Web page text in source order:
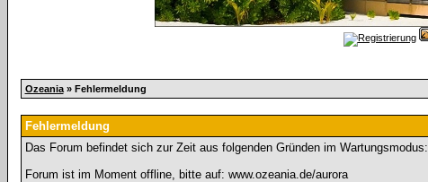
Ozeania» Fehlermeldung
Fehlermeldung
Das Forum befindet sich zur Zeit aus folgenden Gründen im Wartungsmodus:
Forum ist im Moment offline, bitte auf: www.ozeania.de/aurora